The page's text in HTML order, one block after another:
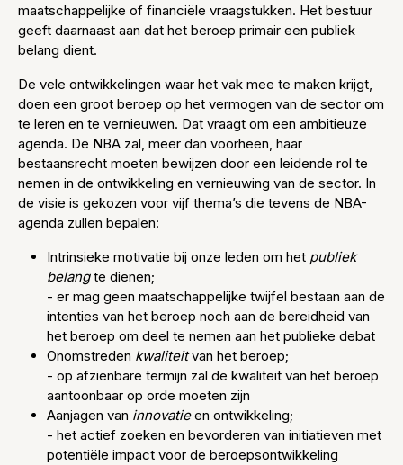
maatschappelijke of financiële vraagstukken. Het bestuur
geeft daarnaast aan dat het beroep primair een publiek
belang dient.
De vele ontwikkelingen waar het vak mee te maken krijgt,
doen een groot beroep op het vermogen van de sector om
te leren en te vernieuwen. Dat vraagt om een ambitieuze
agenda. De NBA zal, meer dan voorheen, haar
bestaansrecht moeten bewijzen door een leidende rol te
nemen in de ontwikkeling en vernieuwing van de sector. In
de visie is gekozen voor vijf thema’s die tevens de NBA-
agenda zullen bepalen:
Intrinsieke motivatie bij onze leden om het publiek
belangte dienen;
- er mag geen maatschappelijke twijfel bestaan aan de
intenties van het beroep noch aan de bereidheid van
het beroep om deel te nemen aan het publieke debat
Onomstreden kwaliteitvan het beroep;
- op afzienbare termijn zal de kwaliteit van het beroep
aantoonbaar op orde moeten zijn
Aanjagen van innovatieen ontwikkeling;
- het actief zoeken en bevorderen van initiatieven met
potentiële impact voor de beroepsontwikkeling